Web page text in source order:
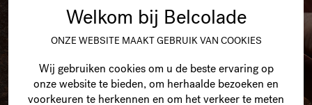
Welkom bij Belcolade
ONZE WEBSITE MAAKT GEBRUIK VAN COOKIES
Wij gebruiken cookies om u de beste ervaring op
onze website te bieden, om herhaalde bezoeken en
voorkeuren te herkennen en om het verkeer te meten